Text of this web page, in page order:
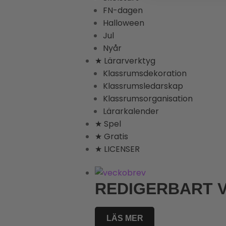
FN-dagen
Halloween
Jul
Nyår
★ Lärarverktyg
Klassrumsdekoration
Klassrumsledarskap
Klassrumsorganisation
Lärarkalender
★ Spel
★ Gratis
★ LICENSER
REDIGERBART
LÄS MER